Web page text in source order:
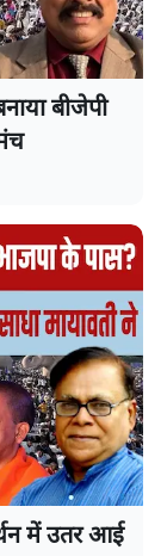
बीजेपी
में उतर आई